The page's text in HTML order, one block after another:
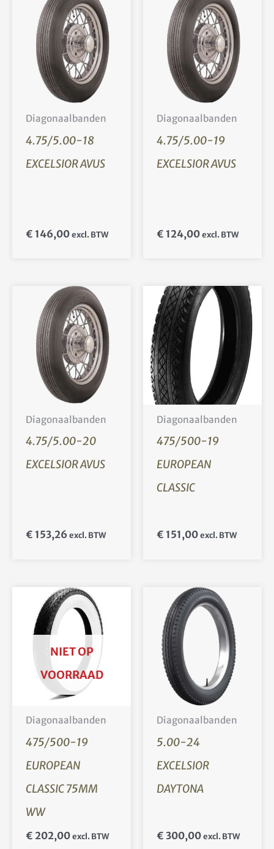
Diagonaalbanden
4.75/5.00-18
EXCELSIOR AVUS
€ 146,00 excl. BTW
Diagonaalbanden
4.75/5.00-19
EXCELSIOR AVUS
€ 124,00 excl. BTW
Diagonaalbanden
4.75/5.00-20
EXCELSIOR AVUS
€ 153,26 excl. BTW
Diagonaalbanden
475/500-19
EUROPEAN
CLASSIC
€ 151,00 excl. BTW
NIET OP
VOORRAAD
Diagonaalbanden
475/500-19
EUROPEAN
CLASSIC 75MM
WW
€ 202,00 excl. BTW
Diagonaalbanden
5.00-24
EXCELSIOR
DAYTONA
€ 300,00 excl. BTW